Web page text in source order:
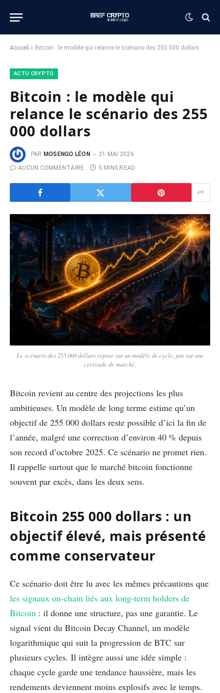
Accueil » Bitcoin : le modèle qui relance le scénario des 255 000 dollars
ACTU CRYPTO
Bitcoin : le modèle qui
relance le scénario des 255
000 dollars
PAR MOSENGO LÉON
21 MAI 2026
AUCUN COMMENTAIRE
5 MINS READ
Le scénario des 255 000 dollars repose sur un modèle de cycle, pas sur une
certitude de marché.
Bitcoin revient au centre des projections les plus
ambitieuses. Un modèle de long terme estime qu’un
objectif de 255 000 dollars reste possible d’ici la fin de
l’année, malgré une correction d’environ 40 % depuis
son record d’octobre 2025. Ce scénario ne promet rien.
Il rappelle surtout que le marché bitcoin fonctionne
souvent par excès, dans les deux sens.
Bitcoin 255 000 dollars : un
objectif élevé, mais présenté
comme conservateur
Ce scénario doit être lu avec les mêmes précautions que
les signaux on-chain liés aux long-term holders de
Bitcoin : il donne une structure, pas une garantie. Le
signal vient du Bitcoin Decay Channel, un modèle
logarithmique qui suit la progression de BTC sur
plusieurs cycles. Il intègre aussi une idée simple :
chaque cycle garde une tendance haussière, mais les
rendements deviennent moins explosifs avec le temps.